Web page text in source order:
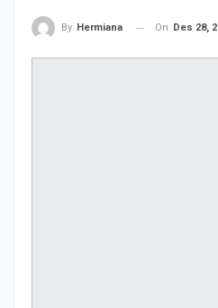
By Hermiana On Des 28,